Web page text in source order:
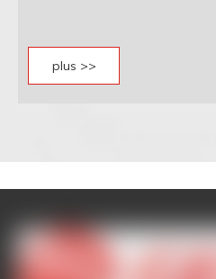
plus >>